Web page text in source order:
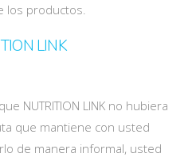
los productos.
LINK
NUTRITION LINK no hubiera
que mantiene con usted
de manera informal, usted